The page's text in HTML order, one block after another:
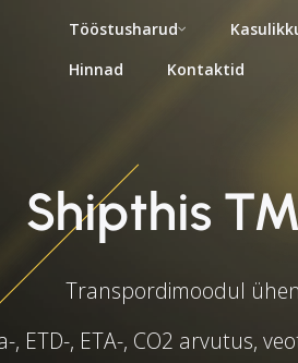
Tööstusharud
Hinnad
Kontaktid
Shipthis
Transpordimoodul
, ETD-, ETA-, CO2 arvutus,